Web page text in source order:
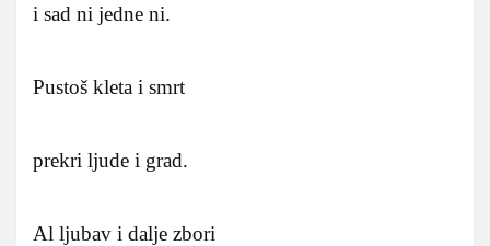
i sad ni jedne ni.
Pustoš kleta i smrt
prekri ljude i grad.
Al ljubav i dalje zbori